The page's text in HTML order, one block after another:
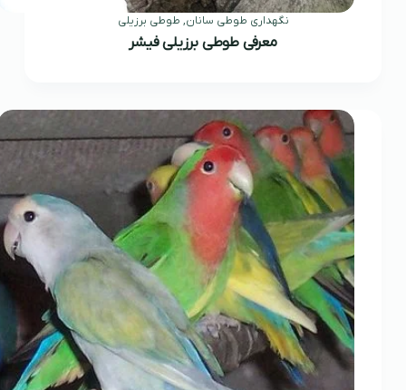
نگهداری طوطی سانان, طوطی برزیلی
معرفی طوطی برزیلی فیشر